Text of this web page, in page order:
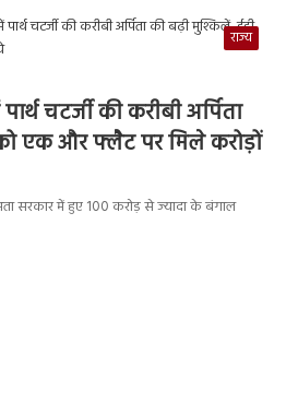
राज्य
चटर्जी की करीबी अर्पिता
एक और फ्लैट पर मिले करोड़ों
सरकार में हुए 100 करोड़ से ज्यादा के बंगाल